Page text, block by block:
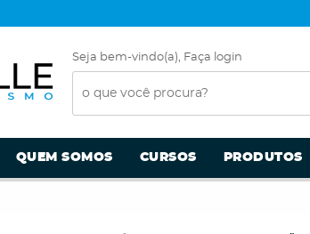
Seja bem-vindo(a), Faça login
QUEM SOMOS CURSOS PRODUTOS